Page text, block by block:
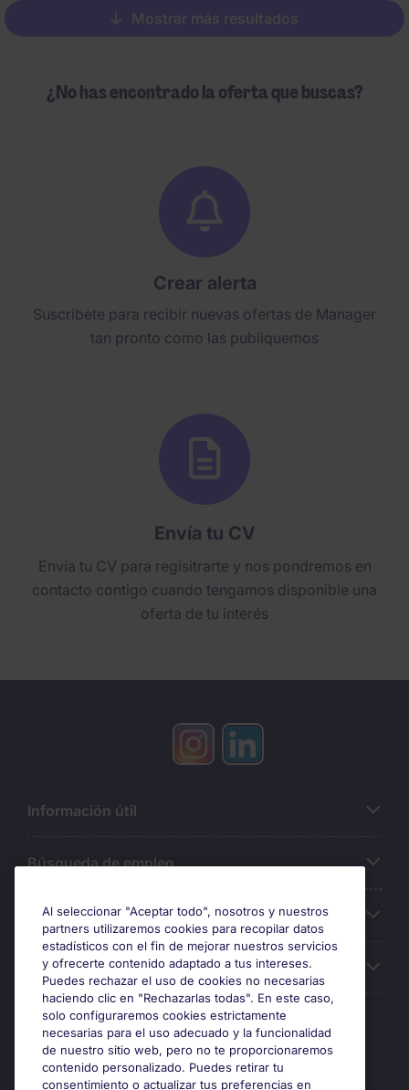
Pagination
Mostrar más resultados
¿No has encontrado la oferta que buscas?
Crear alerta
Suscribete para recibir nuevas ofertas de Manager
tan pronto como las publiquemos
Envía tu CV
Envía tu CV para regisitrarte y nos pondremos en
contacto contigo cuando tengamos disponible una
oferta de tu interés
Información útil
Búsqueda de empleo
Oficinas
Sobre Michael Page
Premios y certificaciones
Al seleccionar "Aceptar todo", nosotros y nuestros
partners utilizaremos cookies para recopilar datos
estadísticos con el fin de mejorar nuestros servicios
y ofrecerte contenido adaptado a tus intereses.
Puedes rechazar el uso de cookies no necesarias
haciendo clic en "Rechazarlas todas". En este caso,
solo configuraremos cookies estrictamente
necesarias para el uso adecuado y la funcionalidad
de nuestro sitio web, pero no te proporcionaremos
contenido personalizado. Puedes retirar tu
consentimiento o actualizar tus preferencias en